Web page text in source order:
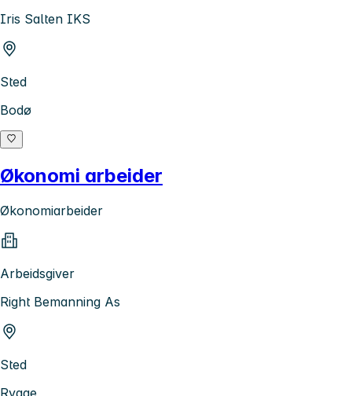
Iris Salten IKS
Sted
Bodø
Økonomi arbeider
Økonomiarbeider
Arbeidsgiver
Right Bemanning As
Sted
Rygge